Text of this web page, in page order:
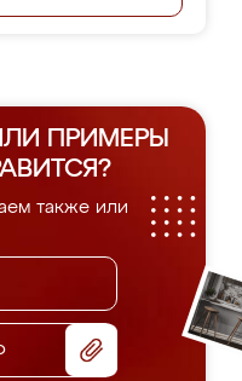
ПРИМЕРЫ
также или